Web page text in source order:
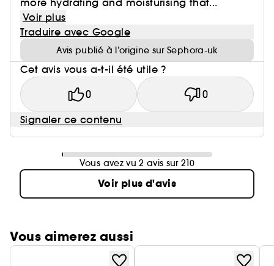
more hydrating and moisturising that...
Voir plus
Traduire avec Google
Avis publié à l’origine sur Sephora-uk
Cet avis vous a-t-il été utile ?
0 0
Signaler ce contenu
Vous avez vu 2 avis sur 210
Voir plus d'avis
Vous aimerez aussi